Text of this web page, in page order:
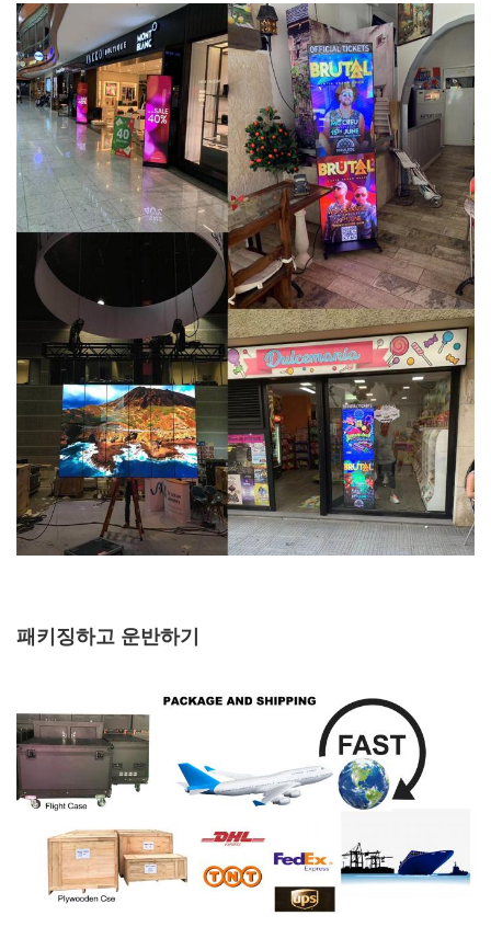
예상 수명 100,000 하스 100,000 하스 100,000
베젤 6 밀리미터 6 밀리미터 4 밀리
패키징하고 운반하기